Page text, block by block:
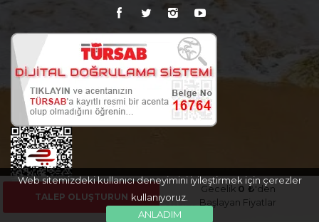
Web sitemizdeki kullanıcı deneyimini iyileştirmek için çerezler
kullanıyoruz.
ANLADIM
TALEP OLUŞTURUN
Gecelik 0 ₺'den
Başlayan Fiyatlar